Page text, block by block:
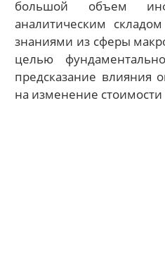
большой объем
аналитическим
знаниями из сферы
целью
предсказание влияния
на изменение